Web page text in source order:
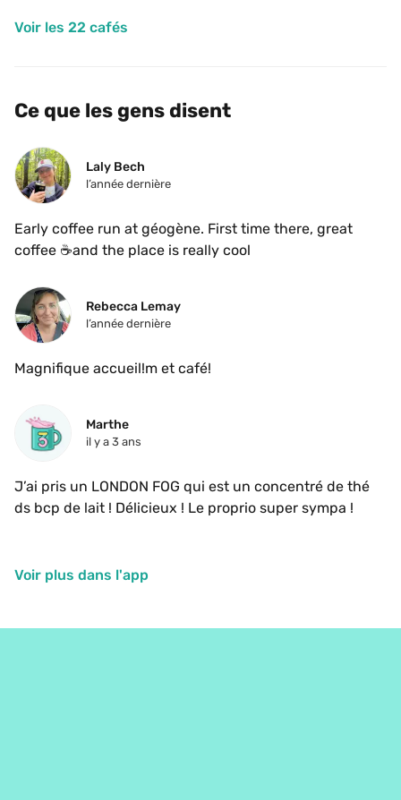
Voir les 22 cafés
Ce que les gens disent
Laly Bech
l’année dernière
Early coffee run at géogène. First time there, great
coffee ☕️and the place is really cool
Rebecca Lemay
l’année dernière
Magnifique accueil!m et café!
Marthe
il y a 3 ans
J’ai pris un LONDON FOG qui est un concentré de thé
Voir plus dans l'app